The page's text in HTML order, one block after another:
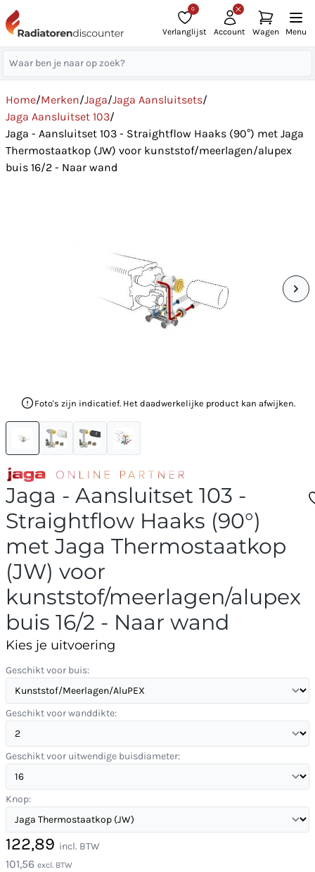
0
Verlanglijst Account Wagen Menu
Home/Merken/Jaga/Jaga Aansluitsets/
Jaga Aansluitset 103/
Jaga - Aansluitset 103 - Straightflow Haaks (90°) met Jaga
Thermostaatkop (JW) voor kunststof/meerlagen/alupex
buis 16/2 - Naar wand
Foto's zijn indicatief. Het daadwerkelijke product kan afwijken.
Jaga - Aansluitset 103 -
Straightflow Haaks (90°)
met Jaga Thermostaatkop
(JW) voor
kunststof/meerlagen/alupex
buis 16/2 - Naar wand
Kies je uitvoering
Geschikt voor buis:
Geschikt voor wanddikte:
Geschikt voor uitwendige buisdiameter:
Knop:
122,89 incl. BTW
101,56 excl. BTW